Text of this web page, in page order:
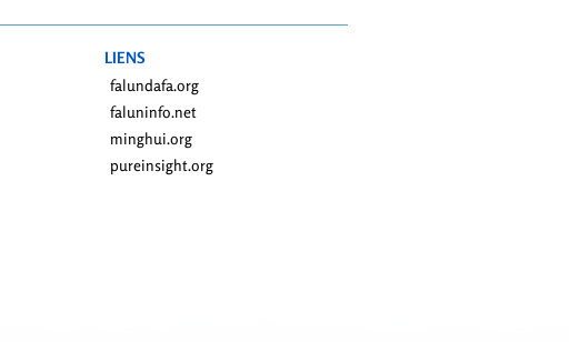
LIENS
falundafa.org
faluninfo.net
minghui.org
pureinsight.org